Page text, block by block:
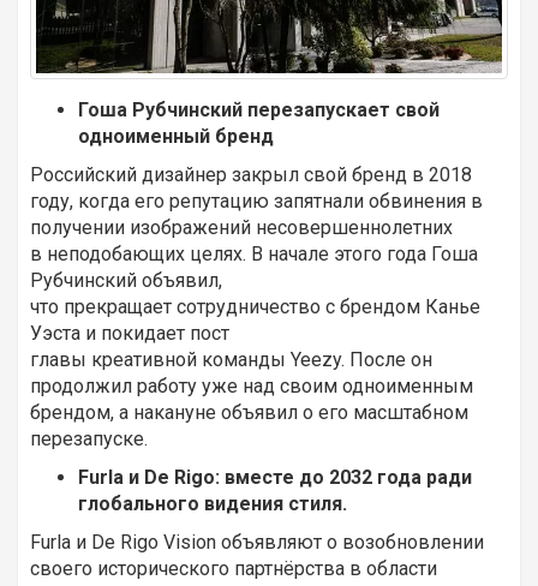
Гоша Рубчинский перезапускает свой
одноименный бренд
Российский дизайнер закрыл свой бренд в 2018
году, когда его репутацию запятнали обвинения в
получении изображений несовершеннолетних
в неподобающих целях. В начале этого года Гоша
Рубчинский объявил,
что прекращает сотрудничество с брендом Канье
Уэста и покидает пост
главы креативной команды Yeezy. После он
продолжил работу уже над своим одноименным
брендом, а накануне объявил о его масштабном
перезапуске.
Furla и De Rigo: вместе до 2032 года ради
глобального видения стиля.
Furla и De Rigo Vision объявляют о возобновлении
своего исторического партнёрства в области